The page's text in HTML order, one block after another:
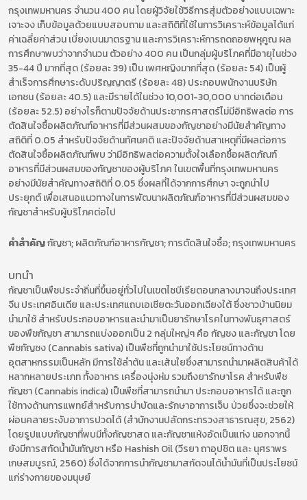
กรุงเทพมหานคร จำนวน 400 คน โดยผู้วิจัยใช้วิธีการสุ่มตัวอย่างแบบเฉพาะ
เจาะจง เก็บข้อมูลด้วยแบบสอบถาม และสถิติที่ใช้ในการวิเคราะห์ข้อมูลได้แก่
ค่าเฉลี่ยค่าส่วน เบี่ยงเบนมาตรฐาน และการวิเคราะห์การถดถอยพหุคูณ ผล
การศึกษาพบว่าจากจำนวน ตัวอย่าง 400 คน เป็นกลุ่มผู้บริโภคที่มีอายุในช่วง
35-44 ปี มากที่สุด (ร้อยละ 39) เป็น เพศหญิงมากที่สุด (ร้อยละ 54) เป็นผู้
สำเร็จการศึกษาระดับปริญญาตรี (ร้อยละ 48) ประกอบพนักงานบริษัท
เอกชน (ร้อยละ 40.5) และมีรายได้ในช่วง 10,001-30,000 บาทต่อเดือน
(ร้อยละ 52.5) อย่างไรก็ตามปัจจัยด้านประชากรศาสตร์ไม่มีอิทธิพลต่อ การ
ตัดสินใจซื้อผลิตภัณฑ์อาหารที่มีส่วนผสมของกัญชาอย่างมีนัยสำคัญทาง
สถิติที่ 0.05 สำหรับปัจจัยด้านทัศนคติ และปัจจัยด้านสาเหตุที่มีผลต่อการ
ตัดสินใจซื้อผลิตภัณฑ์พบ ว่ามีอิทธิพลต่อความตั้งใจเลือกซื้อผลิตภัณฑ์
อาหารที่มีส่วนผสมของกัญชาของผู้บริโภค ในเขตพื้นที่กรุงเทพมหานคร
อย่างมีนัยสำคัญทางสถิติที่ 0.05 ซึ่งผลที่ได้จากการศึกษา จะถูกนำไป
ประยุกต์ เพื่อเสนอแนวทางในการพัฒนาผลิตภัณฑ์อาหารที่มีส่วนผสมของ
กัญชาสำหรับผู้บริโภคต่อไป
คำสำคัญกัญชา; ผลิตภัณฑ์อาหารกัญชา; การตัดสินใจซื้อ; กรุงเทพมหานคร
บทนำ
กัญชาเป็นพืชประจำถิ่นที่ขึ้นอยู่ทั่วไปในเขตไซบีเรียตอนกลางมาจนถึงประเทศ
จีน ประเทศอินเดีย และประเทศแถบเอเชียตะวันออกเฉียงใต้ ซึ่งชาวบ้านนิยม
นำมาใช้ สำหรับประกอบอาหารและนำมาเป็นยารักษาโรคในทางพันธุศาสตร์
ของพืชกัญชา สามารถแบ่งออกเป็น 2 กลุ่มใหญ่ๆ คือ กัญชง และกัญชา โดย
พืชกัญชง (Cannabis sativa) เป็นพืชที่ถูกนำมาใช้ประโยชน์ทางด้าน
อุตสาหกรรมเป็นหลัก มีการใช้ลำต้น และเส้นใยซึ่งสามารถนำมาผลิตสินค้าได้
หลากหลายประเภท ทั้งอาหาร เครื่องนุ่งห่ม รวมถึงยารักษาโรค สำหรับพืช
กัญชา (Cannabis indica) เป็นพืชที่สามารถนำมา ประกอบอาหารได้ และถูก
ใช้ทางด้านการแพทย์สำหรับการบำบัดและรักษาอาการเจ็บ ป่วยซึ่งจะช่วยให้
ผ่อนคลายระงับอาการปวดได้ (สำนักงานปลัดกระทรวงสาธารณสุข, 2562)
โดยรูปแบบกัญชาที่พบมีทั้งกัญชาสด และกัญชาแห้งอัดเป็นแท่ง นอกจากนี้
ยังมีการสกัดน้ำมันกัญชา หรือ Hashish Oil (วีรยา ถาอุปชิต และ นุศราพร
เกษสมบูรณ์, 2560) ซึ่งได้จากการนำกัญชามาสกัดจนได้น้ำมันที่เป็นประโยชน์
แก่ร่างกายของมนุษย์